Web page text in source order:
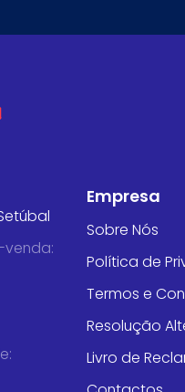
venda:
:
Empresa
Sobre Nós
Política de
Termos e
Resolução
Livro de